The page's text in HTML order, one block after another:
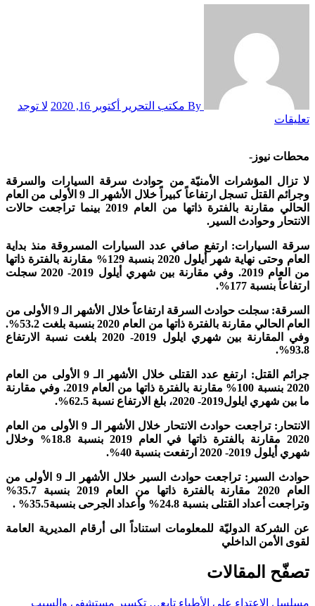
أكتوبر 16, 2020
لا توجد
تعليقات
محطات نيوز-
لا تزال المؤشرات الأمنيّة من حوادث سرقة السيارات والسرقة
وجرائم القتل تسجل ارتفاعاً كبيراً خلال الأشهر الـ 9 الأولى من العام
الحالي مقارنة بالفترة ذاتها من العام 2019 بينما تراجعت حالات
الانتحار وحوادث السير.
سرقة السيارات: ارتفع صافي عدد السيارات المسروقة منذ بداية
العام وحتى نهاية شهر أيلول 2020 بنسبة 129% مقارنة بالفترة ذاتها
من العام 2019. وفي مقارنة بين شهري أيلول 2019- 2020 سجلت
ارتفاعاً بنسبة 177%.
السرقة: سجلت حوادث السرقة ارتفاعاً خلال الأشهر الـ 9 الأولى من
العام الحالي مقارنة بالفترة ذاتها من العام 2020 بنسبة بلغت 53.2%.
وفي المقارنة بين شهري ايلول 2019- 2020 بلغت نسبة الارتفاع
93.8%.
جرائم القتل: ارتفع عدد القتلى خلال الأشهر الـ 9 الأولى من العام
2020 بنسبة 100% مقارنة بالفترة ذاتها من العام 2019. وفي مقارنة
ما بين شهري ايلول2019- 2020، بلغ الارتفاع نسبة 62.5%.
الانتحار: تراجعت حوادث الانتحار خلال الأشهر الـ 9 الأولى من العام
2020 مقارنة بالفترة ذاتها في العام 2019 بنسبة 18.8% وخلال
شهري أيلول 2019- 2020 ارتفعت بنسبة 40%.
حوادث السير: تراجعت حوادث السير خلال الأشهر الـ 9 الأولى من
العام 2020 مقارنة بالفترة ذاتها من العام 2019 بنسبة 35.7%
وتراجعت أعداد القتلى بنسبة 24.8% وأعداد الجرحى بنسبة35.5% .
عن الشركة الدوليّة للمعلومات استناداً الى أرقام المديرية العامة
لقوى الأمن الداخلي
تصفّح المقالات
مسلسل الاعتداء على الأطباء تابع… تكسير مستشفى والسبب